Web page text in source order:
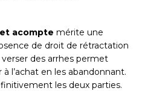
acompte mérite une
de droit de rétractation
des arrhes permet
l’achat en les abandonnant.
les deux parties.